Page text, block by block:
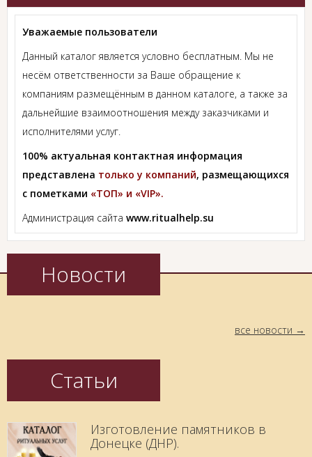
Уважаемые пользователи
Данный каталог является условно бесплатным. Мы не
несём ответственности за Ваше обращение к
компаниям размещённым в данном каталоге, а также за
дальнейшие взаимоотношения между заказчиками и
исполнителями услуг.
100% актуальная контактная информация
представлена только у компаний, размещающихся
с пометками «ТОП» и «VIP».
Администрация сайта www.ritualhelp.su
Новости
все новости
Статьи
Изготовление памятников в
Донецке (ДНР).